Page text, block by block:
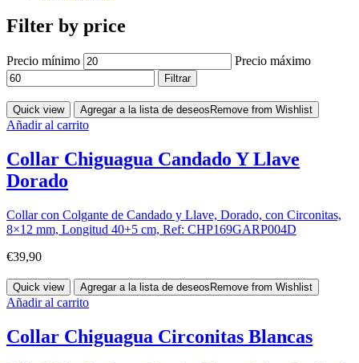
Filter by price
Precio mínimo Precio máximo
Filtrar
Quick view Agregar a la lista de deseos Remove from Wishlist
Añadir al carrito
Collar Chiguagua Candado Y Llave
Dorado
Collar con Colgante de Candado y Llave, Dorado, con Circonitas,
8×12 mm, Longitud 40+5 cm, Ref: CHP169GARP004D
€39,90
Quick view Agregar a la lista de deseos Remove from Wishlist
Añadir al carrito
Collar Chiguagua Circonitas Blancas